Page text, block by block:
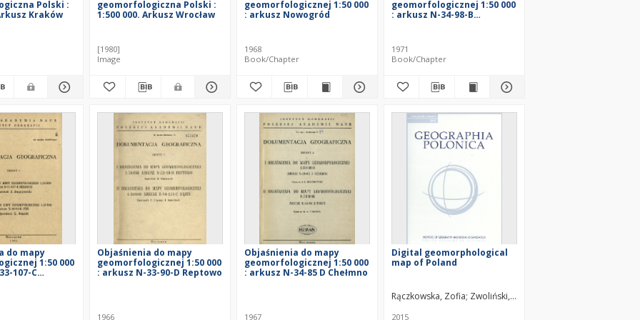
Polski :
Kraków
geomorfologiczna Polski :
1:500 000. Arkusz Wrocław
[1980]
Image
geomorfologicznej 1:50 000
: arkusz Nowogród
1968
Book/Chapter
geomorfologicznej 1:50 000
: arkusz N-34-98-B
1971
Book/Chapter
do mapy
1:50 000
107-C
Objaśnienia do mapy
geomorfologicznej 1:50 000
: arkusz N-33-90-D Reptowo
1966
Objaśnienia do mapy
geomorfologicznej 1:50 000
: arkusz N-34-85 D Chełmno
1967
Digital geomorphological
map of Poland
Rączkowska, Zofia Zwoliński, Zbigniew
2015